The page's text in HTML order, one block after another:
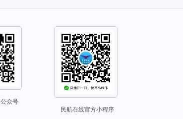
众号
民航在线官方小程序